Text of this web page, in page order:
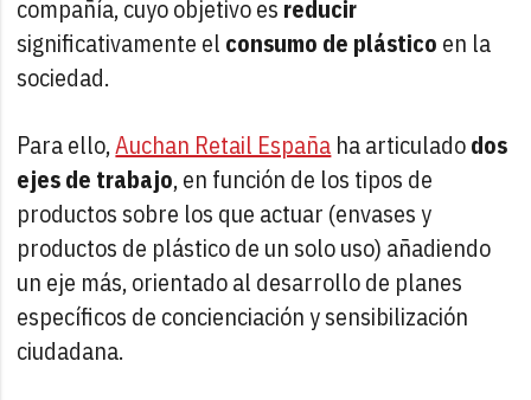
compañía, cuyo objetivo es reducir
significativamente el consumo de plástico en la
sociedad.
Para ello,Auchan Retail España ha articuladodos
ejes de trabajo, en función de los tipos de
productos sobre los que actuar (envases y
productos de plástico de un solo uso) añadiendo
un eje más, orientado al desarrollo de planes
específicos de concienciación y sensibilización
ciudadana.